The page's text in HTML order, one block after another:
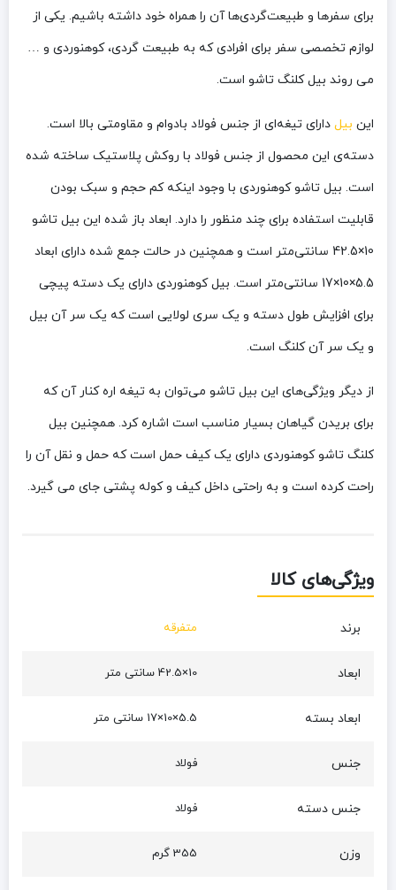
برای سفرها و طبیعت‌گردی‌ها آن را همراه خود داشته باشیم. یکی از
لوازم تخصصی سفر برای افرادی که به طبیعت گردی، کوهنوردی و …
می روند بیل کلنگ تاشو است.
این بیل دارای تیغه‌ای از جنس فولاد بادوام و مقاومتی بالا است.
دسته‌ی این محصول از جنس فولاد با روکش پلاستیک ساخته شده
است. بیل تاشو کوهنوردی با وجود اینکه کم حجم و سبک بودن
قابلیت استفاده برای چند منظور را دارد. ابعاد باز شده این بیل تاشو
10×42.5 سانتی‌متر است و همچنین در حالت جمع شده دارای ابعاد
5.5×10×17 سانتی‌متر است. بیل کوهنوردی دارای یک دسته پیچی
برای افزایش طول دسته و یک سری لولایی است که یک سر آن بیل
و یک سر آن کلنگ است.
از دیگر ویژگی‌های این بیل تاشو می‌توان به تیغه اره کنار آن که
برای بریدن گیاهان بسیار مناسب است اشاره کرد. همچنین بیل
کلنگ تاشو کوهنوردی دارای یک کیف حمل است که حمل و نقل آن را
راحت کرده است و به راحتی داخل کیف و کوله پشتی جای می گیرد.
ویژگی‌های کالا
برند متفرقه
ابعاد 10×42.5 سانتی متر
ابعاد بسته 5.5×10×17 سانتی متر
جنس فولاد
جنس دسته فولاد
وزن 355 گرم